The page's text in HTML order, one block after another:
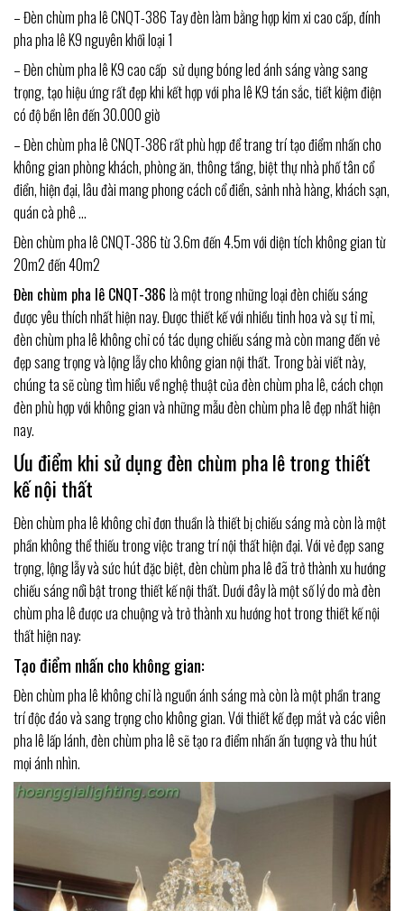
– Đèn chùm pha lê CNQT-386 Tay đèn làm bằng hợp kim xi cao cấp, đính
pha pha lê K9 nguyên khối loại 1
– Đèn chùm pha lê K9 cao cấp sử dụng bóng led ánh sáng vàng sang
trọng, tạo hiệu ứng rất đẹp khi kết hợp với pha lê K9 tán sắc, tiết kiệm điện
có độ bền lên đến 30.000 giờ
– Đèn chùm pha lê CNQT-386 rất phù hợp để trang trí tạo điểm nhấn cho
không gian phòng khách, phòng ăn, thông tầng, biệt thự nhà phố tân cổ
điển, hiện đại, lâu đài mang phong cách cổ điển, sảnh nhà hàng, khách sạn,
quán cà phê …
Đèn chùm pha lê CNQT-386 từ 3.6m đến 4.5m với diện tích không gian từ
20m2 đến 40m2
Đèn chùm pha lê CNQT-386 là một trong những loại đèn chiếu sáng
được yêu thích nhất hiện nay. Được thiết kế với nhiều tinh hoa và sự tỉ mỉ,
đèn chùm pha lê không chỉ có tác dụng chiếu sáng mà còn mang đến vẻ
đẹp sang trọng và lộng lẫy cho không gian nội thất. Trong bài viết này,
chúng ta sẽ cùng tìm hiểu về nghệ thuật của đèn chùm pha lê, cách chọn
đèn phù hợp với không gian và những mẫu đèn chùm pha lê đẹp nhất hiện
nay.
Ưu điểm khi sử dụng đèn chùm pha lê trong thiết
kế nội thất
Đèn chùm pha lê không chỉ đơn thuần là thiết bị chiếu sáng mà còn là một
phần không thể thiếu trong việc trang trí nội thất hiện đại. Với vẻ đẹp sang
trọng, lộng lẫy và sức hút đặc biệt, đèn chùm pha lê đã trở thành xu hướng
chiếu sáng nổi bật trong thiết kế nội thất. Dưới đây là một số lý do mà đèn
chùm pha lê được ưa chuộng và trở thành xu hướng hot trong thiết kế nội
thất hiện nay:
Tạo điểm nhấn cho không gian:
Đèn chùm pha lê không chỉ là nguồn ánh sáng mà còn là một phần trang
trí độc đáo và sang trọng cho không gian. Với thiết kế đẹp mắt và các viên
pha lê lấp lánh, đèn chùm pha lê sẽ tạo ra điểm nhấn ấn tượng và thu hút
mọi ánh nhìn.